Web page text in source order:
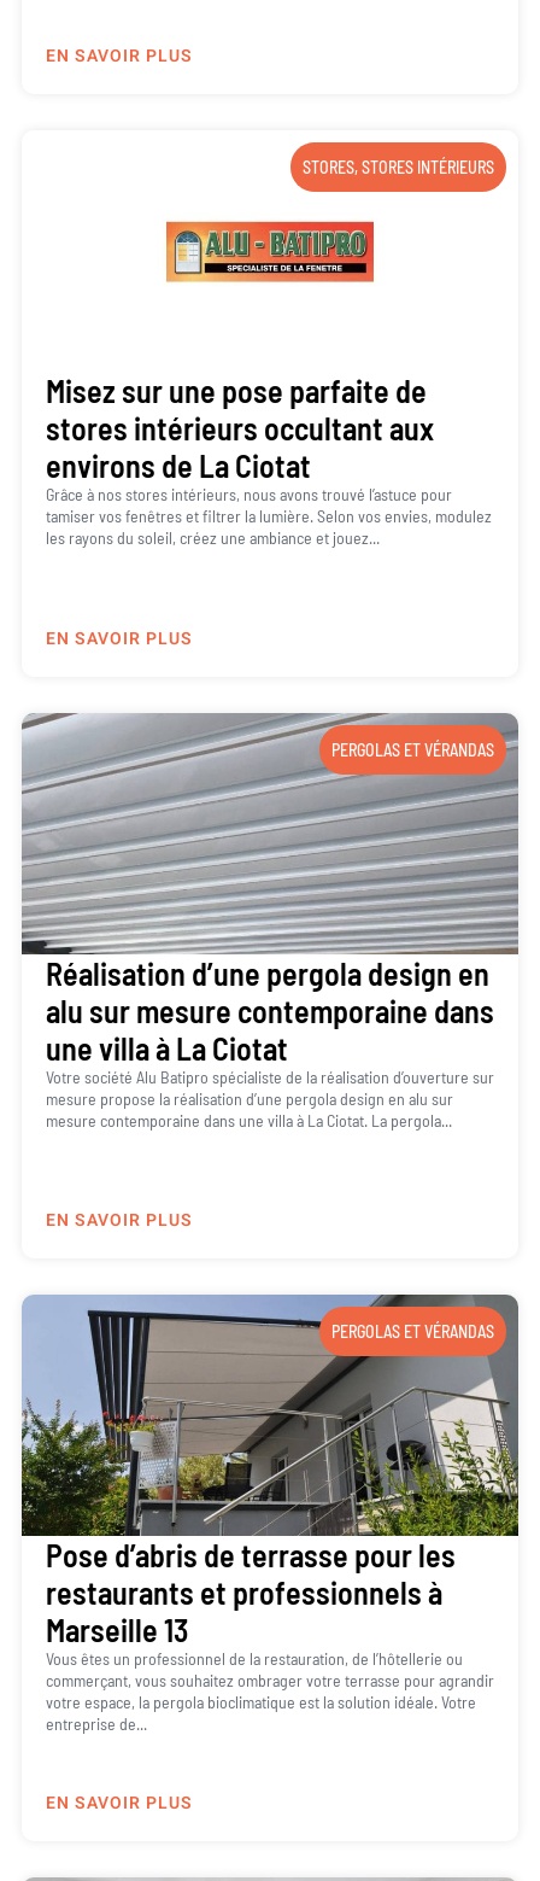
EN SAVOIR PLUS
STORES,STORES INTÉRIEURS
Misez sur une pose parfaite de
stores intérieurs occultant aux
environs de La Ciotat
Grâce à nos stores intérieurs, nous avons trouvé l’astuce pour
tamiser vos fenêtres et filtrer la lumière. Selon vos envies, modulez
les rayons du soleil, créez une ambiance et jouez...
EN SAVOIR PLUS
PERGOLAS ET VÉRANDAS
Réalisation d’une pergola design en
alu sur mesure contemporaine dans
une villa à La Ciotat
Votre société Alu Batipro spécialiste de la réalisation d’ouverture sur
mesure propose la réalisation d’une pergola design en alu sur
mesure contemporaine dans une villa à La Ciotat. La pergola...
EN SAVOIR PLUS
PERGOLAS ET VÉRANDAS
Pose d’abris de terrasse pour les
restaurants et professionnels à
Marseille 13
Vous êtes un professionnel de la restauration, de l’hôtellerie ou
commerçant, vous souhaitez ombrager votre terrasse pour agrandir
votre espace, la pergola bioclimatique est la solution idéale. Votre
entreprise de...
EN SAVOIR PLUS